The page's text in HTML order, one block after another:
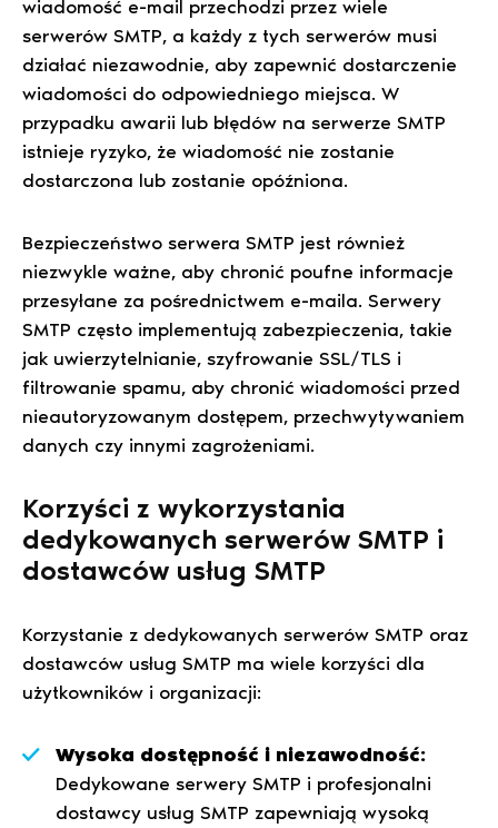
wiadomość e-mail przechodzi przez wiele
serwerów SMTP, a każdy z tych serwerów musi
działać niezawodnie, aby zapewnić dostarczenie
wiadomości do odpowiedniego miejsca. W
przypadku awarii lub błędów na serwerze SMTP
istnieje ryzyko, że wiadomość nie zostanie
dostarczona lub zostanie opóźniona.
Bezpieczeństwo serwera SMTP jest również
niezwykle ważne, aby chronić poufne informacje
przesyłane za pośrednictwem e-maila. Serwery
SMTP często implementują zabezpieczenia, takie
jak uwierzytelnianie, szyfrowanie SSL/TLS i
filtrowanie spamu, aby chronić wiadomości przed
nieautoryzowanym dostępem, przechwytywaniem
danych czy innymi zagrożeniami.
Korzyści z wykorzystania
dedykowanych serwerów SMTP i
dostawców usług SMTP
Korzystanie z dedykowanych serwerów SMTP oraz
dostawców usług SMTP ma wiele korzyści dla
użytkowników i organizacji:
Wysoka dostępność i niezawodność:
Dedykowane serwery SMTP i profesjonalni
dostawcy usług SMTP zapewniają wysoką